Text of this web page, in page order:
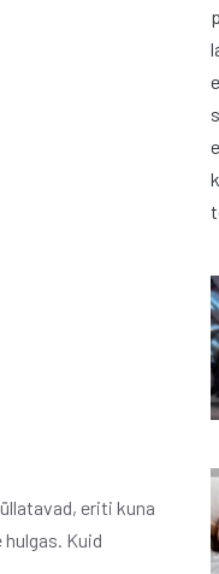
eriti kuna
Kuid